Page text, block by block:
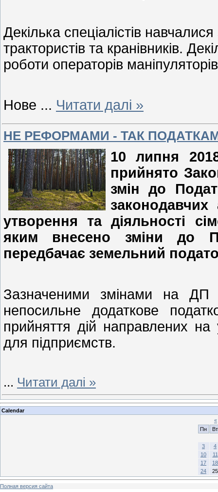
Декілька спеціалістів
трактористів та кранівників.
роботи операторів
Нове ... Читати далі »
НЕ РЕФОРМАМИ - ТАК
10 липня
прийнято
змін до
утворення та діяльності
яким внесено зміни до
передбачає земельний
Зазначеними змінами на ДП
непосильне додаткове
прийняття дій направлених на
для підприємств.
... Читати далі »
Calendar
«
Пн
Вт
3
4
10
11
17
18
24
25
Полная версия сайта